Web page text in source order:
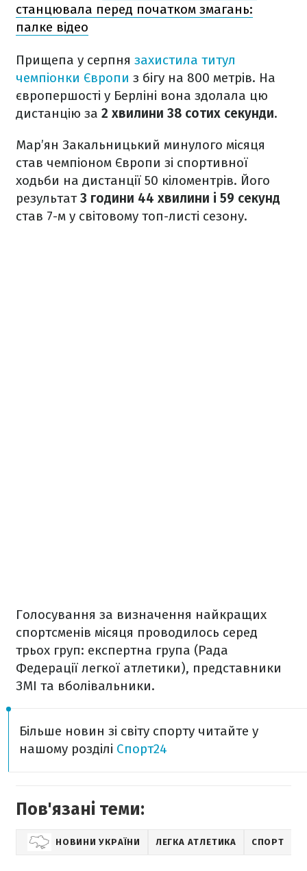
станцювала перед початком змагань:
палке відео
Прищепа у серпня захистила титул
чемпіонки Європи з бігу на 800 метрів. На
європершості у Берліні вона здолала цю
дистанцію за 2 хвилини 38 сотих секунди.
Мар’ян Закальницький минулого місяця
став чемпіоном Європи зі спортивної
ходьби на дистанції 50 кіломентрів. Його
результат3 години 44 хвилини і 59 секунд
став 7-м у світовому топ-листі сезону.
Голосування за визначення найкращих
спортсменів місяця проводилось серед
трьох груп: експертна група (Рада
Федерації легкої атлетики), представники
ЗМІ та вболівальники.
Більше новин зі світу спорту читайте у
нашому розділі Спорт24
Пов'язані теми:
НОВИНИ УКРАЇНИ ЛЕГКА АТЛЕТИКА СПОРТ